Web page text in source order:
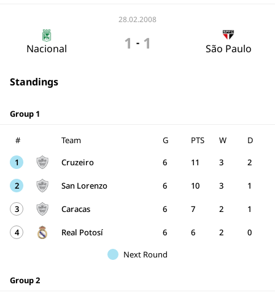
28.02.2008
Nacional 1 - 1 São Paulo
Standings
Group 1
# Team G W D
PTS
1
Cruzeiro 6 3 2
11
2 San Lorenzo 6 3 1
10
3 Caracas 6 2 1
7
4 Real Potosí 6 2 0
6
Next Round
Group 2